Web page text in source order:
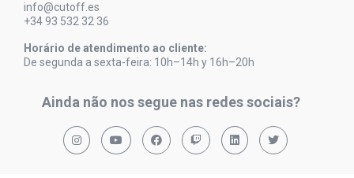
info@cutoff.es
+34 93 532 32 36
Horário de atendimento ao cliente:
De segunda a sexta-feira: 10h–14h y 16h–20h
Ainda não nos segue nas redes sociais?